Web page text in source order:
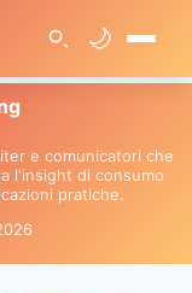
🌙
e comunicatori che
l'insight di consumo
pratiche.